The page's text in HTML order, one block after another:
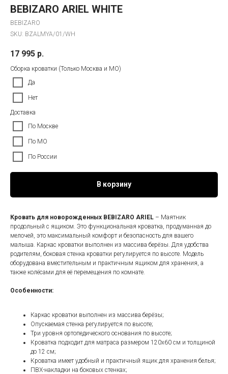
BEBIZARO ARIEL WHITE
BEBIZARO
SKU: BZALMYA/01/WH
17 995 р.
Сборка кроватки (Только Москва и МО)
Да
Нет
Доставка
По Москве
По МО
По России
В корзину
Кровать для новорожденных BEBIZARO ARIEL – Маятник
продольный с ящиком. Это функциональная кроватка, продуманная до
мелочей, это максимальный комфорт и безопасность для вашего
малыша. Каркас кроватки выполнен из массива берёзы. Для удобства
родителям, боковая стенка кроватки регулируется по высоте. Модель
оборудована вместительным и практичным ящиком для хранения, а
также колёсами для её перемещения по комнате.
Особенности:
Каркас кроватки выполнен из массива берёзы;
Опускаемая стенка регулируется по высоте;
Три уровня ортопедического основания по высоте;
Кроватка подходит для матраса размером 120x60 см и толщиной
до 12 см;
Кроватка имеет удобный и практичный ящик для хранения белья;
ПВХ-накладки на боковых стенках;